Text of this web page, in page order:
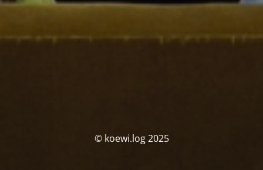
© koewi.log 2025